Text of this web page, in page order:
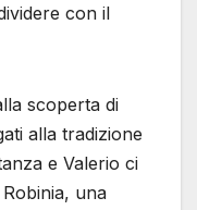
con il
scoperta di
alla tradizione
e Valerio ci
una